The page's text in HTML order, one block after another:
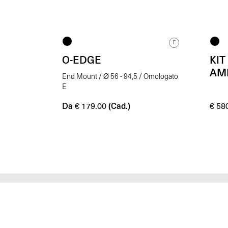
E
O-EDGE
End Mount / Ø 56 - 94,5 / Omologato
E
Da € 179.00 (Cad.) €